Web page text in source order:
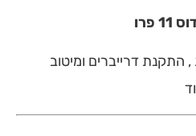
דרייברים ומיטוב